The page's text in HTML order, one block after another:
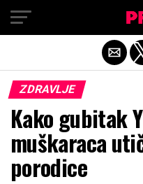
ZDRAVLJE
Kako gubitak
muškaraca
porodice
Exit